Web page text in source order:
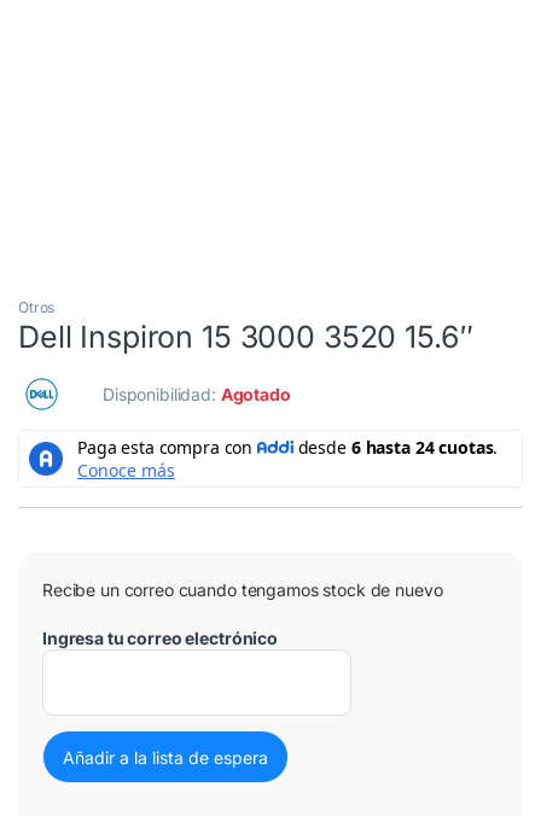
Otros
Dell Inspiron 15 3000 3520 15.6″
Disponibilidad: Agotado
Recibe un correo cuando tengamos stock de nuevo
Ingresa tu correo electrónico